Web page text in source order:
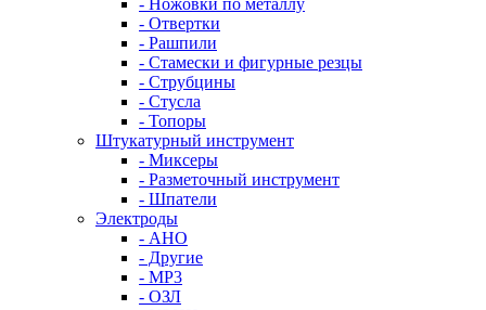
- Ножовки по металлу
- Отвертки
- Рашпили
- Стамески и фигурные резцы
- Струбцины
- Стусла
- Топоры
Штукатурный инструмент
- Миксеры
- Разметочный инструмент
- Шпатели
Электроды
- АНО
- Другие
- МР3
- ОЗЛ